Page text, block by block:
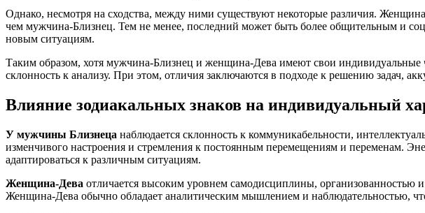
Однако, несмотря на сходства, между ними существуют некоторые различия.
чем мужчина-Близнец. Тем не менее, последний может быть более общительным и
новым ситуациям.
Таким образом, хотя мужчина-Близнец и женщина-Дева имеют свои индивидуальные
склонность к анализу. При этом, отличия заключаются в подходе к решению задач,
Влияние зодиакальных знаков на индивидуальный
У мужчины Близнеца наблюдается склонность к коммуникабельности,
изменчивого настроения и стремления к постоянным перемещениям и переменам.
адаптироваться к различным ситуациям.
Женщина-Дева отличается высоким уровнем самодисциплины, организованностью
Женщина-Дева обычно обладает аналитическим мышлением и наблюдательностью,